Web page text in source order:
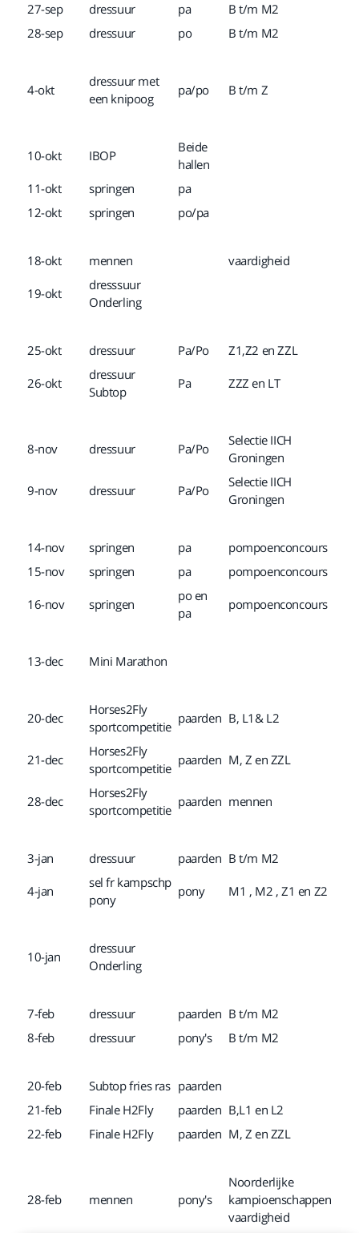
27-sep dressuur pa
B t/m M2
28-sep
dressuur po B t/m M2
4-okt
dressuur met
een knipoog
pa/po B t/m Z
10-okt IBOP
Beide
hallen
11-okt
springen
pa
12-okt
springen po/pa
18-okt mennen vaardigheid
19-okt
dresssuur
Onderling
25-okt dressuur Pa/Po Z1,Z2 en ZZL
26-okt
dressuur
Subtop
Pa ZZZ en LT
8-nov dressuur Pa/Po
Selectie IICH
Groningen
9-nov dressuur Pa/Po
Selectie IICH
Groningen
14-nov springen pa
pompoenconcours
15-nov
springen pa pompoenconcours
16-nov springen
po en
pa
pompoenconcours
13-dec Mini Marathon
20-dec
Horses2Fly
sportcompetitie
paarden B, L1& L2
21-dec
Horses2Fly
sportcompetitie
paarden M, Z en ZZL
28-dec
Horses2Fly
sportcompetitie
paarden mennen
3-jan dressuur paarden B t/m M2
4-jan
sel fr kampschp
pony
pony M1 , M2 , Z1 en Z2
10-jan
dressuur
Onderling
7-feb dressuur paarden B t/m M2
8-feb
dressuur pony's B t/m M2
20-feb Subtop fries ras paarden
21-feb
Finale H2Fly paarden B,L1 en L2
22-feb
Finale H2Fly paarden M, Z en ZZL
28-feb mennen pony's
Noorderlijke
kampioenschappen
vaardigheid